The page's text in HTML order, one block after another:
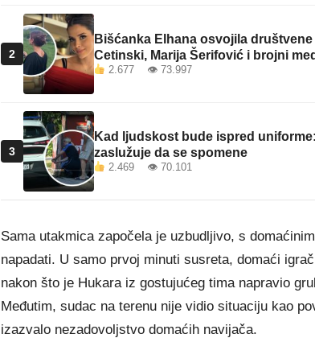
2
Bišćanka Elhana osvojila
Cetinski, Marija Šerifović i brojni
2.677 👁 73.997
3
Kad ljudskost bude ispred
zaslužuje da se spomene
2.469 👁 70.101
Sama utakmica započela je uzbudljivo, s
napadati. U samo prvoj minuti susreta, domaći
nakon što je Hukara iz gostujućeg tima napravio
Međutim, sudac na terenu nije vidio situaciju kao
izazvalo nezadovoljstvo domaćih navijača.